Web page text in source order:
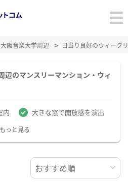
大阪音楽大学周辺 日当り良好のウィーク
辺のマンスリーマンション・ウィ
内 大きな窓で開放感を演出
もっと見る